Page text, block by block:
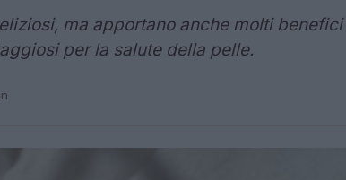
ma apportano anche molti benefici
per la salute della pelle.